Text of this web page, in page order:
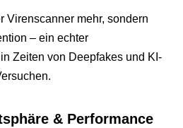
Virenscanner mehr, sondern
– ein echter
Zeiten von Deepfakes und KI-
& Performance